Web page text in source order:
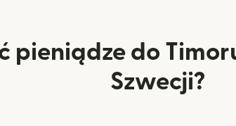
pieniądze do
Szwecji?